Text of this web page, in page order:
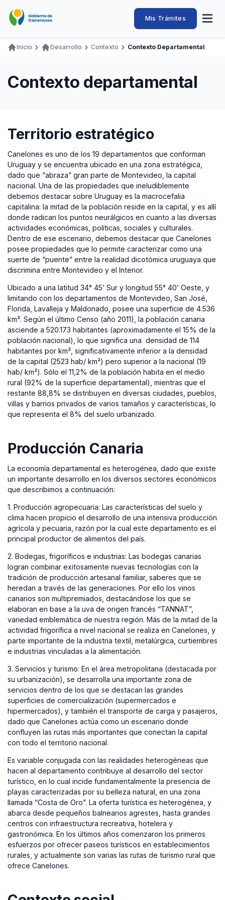
contenido
Intendencia
de
Abrir
Navegación
principal
Buscar
Mis Trámites
Ingresar
Llamados Laborales
Teléfonos
de
navegación
Inicio Desarrollo Contexto Contexto Departamental
Contexto departamental
Territorio estratégico
Canelones es uno de los 19 departamentos que conforman
Uruguay y se encuentra ubicado en una zona estratégica,
dado que “abraza” gran parte de Montevideo, la capital
nacional. Una de las propiedades que ineludiblemente
debemos destacar sobre Uruguay es la macrocefalia
capitalina: la mitad de la población reside en la capital, y es allí
donde radican los puntos neurálgicos en cuanto a las diversas
actividades económicas, políticas, sociales y culturales.
Dentro de ese escenario, debemos destacar que Canelones
posee propiedades que lo permite caracterizar como una
suerte de “puente” entre la realidad dicotómica uruguaya que
discrimina entre Montevideo y el Interior.
Ubicado a una latitud 34° 45’ Sur y longitud 55° 40’ Oeste, y
limitando con los departamentos de Montevideo, San José,
Florida, Lavalleja y Maldonado, posee una superficie de 4.536
km². Según el último Censo (año 2011), la población canaria
asciende a 520.173 habitantes (aproximadamente el 15% de la
población nacional), lo que significa una densidad de 114
habitantes por km², significativamente inferior a la densidad
de la capital (2523 hab/ km²) pero superior a la nacional (19
hab/ km²). Sólo el 11,2% de la población habita en el medio
rural (92% de la superficie departamental), mientras que el
restante 88,8% se distribuyen en diversas ciudades, pueblos,
villas y barrios privados de varios tamaños y características, lo
que representa el 8% del suelo urbanizado.
Producción Canaria
La economía departamental es heterogénea, dado que existe
un importante desarrollo en los diversos sectores económicos
que describimos a continuación:
1. Producción agropecuaria: Las características del suelo y
clima hacen propicio el desarrollo de una intensiva producción
agrícola y pecuaria, razón por la cual este departamento es el
principal productor de alimentos del país.
2. Bodegas, frigoríficos e industrias: Las bodegas canarias
logran combinar exitosamente nuevas tecnologías con la
tradición de producción artesanal familiar, saberes que se
heredan a través de las generaciones. Por ello los vinos
canarios son multipremiados, destacándose los que se
elaboran en base a la uva de origen francés “TANNAT”,
variedad emblemática de nuestra región. Más de la mitad de la
actividad frigorífica a nivel nacional se realiza en Canelones, y
parte importante de la industria textil, metalúrgica, curtiembres
e industrias vinculadas a la alimentación.
3. Servicios y turismo: En el área metropolitana (destacada por
su urbanización), se desarrolla una importante zona de
servicios dentro de los que se destacan las grandes
superficies de comercialización (supermercados e
hipermercados), y también el transporte de carga y pasajeros,
dado que Canelones actúa como un escenario donde
confluyen las rutas más importantes que conectan la capital
con todo el territorio nacional.
Es variable conjugada con las realidades heterogéneas que
hacen al departamento contribuye al desarrollo del sector
turístico, en lo cual incide fundamentalmente la presencia de
playas caracterizadas por su belleza natural, en una zona
llamada “Costa de Oro”. La oferta turística es heterogénea, y
abarca desde pequeños balnearios agrestes, hasta grandes
centros con infraestructura recreativa, hotelera y
gastronómica. En los últimos años comenzaron los primeros
esfuerzos por ofrecer paseos turísticos en establecimientos
rurales, y actualmente son varias las rutas de turismo rural que
ofrece Canelones.